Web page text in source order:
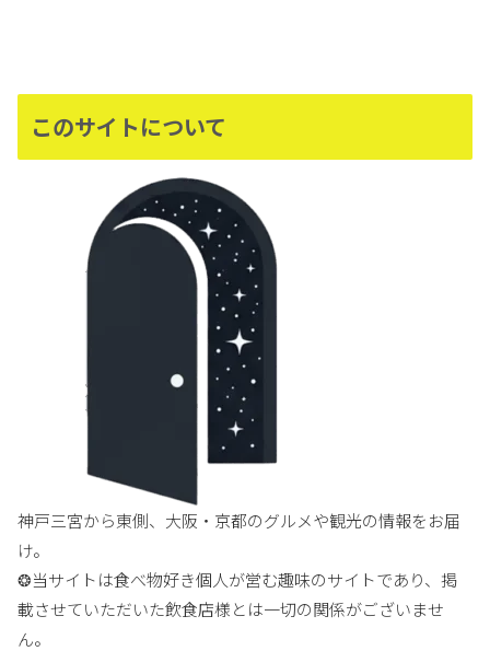
このサイトについて
神戸三宮から東側、大阪・京都のグルメや観光の情報をお届
け。
❂当サイトは食べ物好き個人が営む趣味のサイトであり、掲
載させていただいた飲食店様とは一切の関係がございませ
ん。